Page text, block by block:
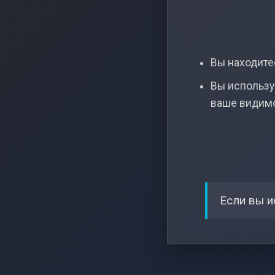
Вы
Вы
ваше
Если вы